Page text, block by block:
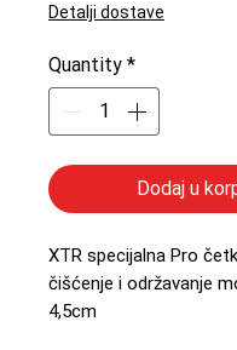
Detalji dostave
Quantity *
Dodaj u
XTR specijalna Pro
čišćenje i održavanje
4,5cm